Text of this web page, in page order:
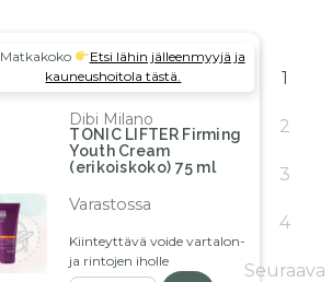
Matkakoko
Etsi lähin jälleenmyyjä ja
kauneushoitola tästä.
Dibi Milano
TONIC LIFTER Firming
Youth Cream
(erikoiskoko) 75 ml
Varastossa
Kiinteyttävä voide vartalon-
ja rintojen iholle
1
2
3
4
Seuraava